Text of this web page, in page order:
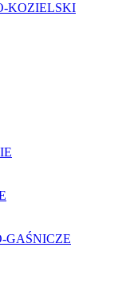
KOZIELSKI
GAŚNICZE